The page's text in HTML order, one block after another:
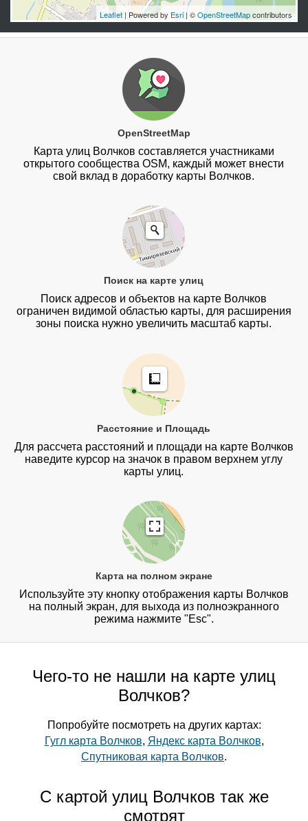
Leaflet | Powered by Esri| ©OpenStreetMapcontributors
OpenStreetMap
Карта улиц Волчков составляется участниками
открытого сообщества OSM, каждый может внести
свой вклад в доработку карты Волчков.
Поиск на карте улиц
Поиск адресов и объектов на карте Волчков
ограничен видимой областью карты, для расширения
зоны поиска нужно увеличить масштаб карты.
Расстояние и Площадь
Для рассчета расстояний и площади на карте Волчков
наведите курсор на значок в правом верхнем углу
карты улиц.
Карта на полном экране
Используйте эту кнопку отображения карты Волчков
на полный экран, для выхода из полноэкранного
режима нажмите "Esc".
Чего-то не нашли на карте улиц
Волчков?
Попробуйте посмотреть на других картах:
Гугл карта Волчков, Яндекс карта Волчков,
Спутниковая карта Волчков.
С картой улиц Волчков так же
смотрят